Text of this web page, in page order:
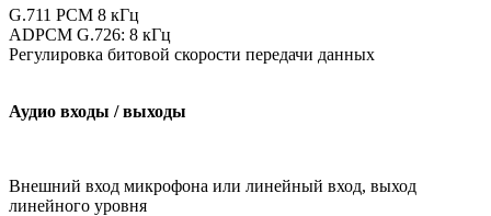
G.711 PCM 8 кГц
ADPCM G.726: 8 кГц
Регулировка битовой скорости передачи данных
Аудио входы / выходы
Внешний вход микрофона или линейный вход, выход
линейного уровня